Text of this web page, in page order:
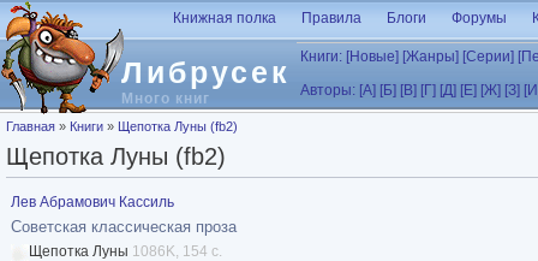
Перейти к основному содержанию
Либрусек
Много книг
Книжная полка Правила Блоги Форумы
Книги: [Новые] [Жанры] [Серии]
Авторы: [А] [Б] [В] [Г] [Д] [Е] [Ж] [З]
Вы здесь
Главная » Книги » Щепотка Луны (fb2)
Щепотка Луны (fb2)
Лев Абрамович Кассиль
Советская классическая проза
Щепотка Луны 1086K, 154 с.